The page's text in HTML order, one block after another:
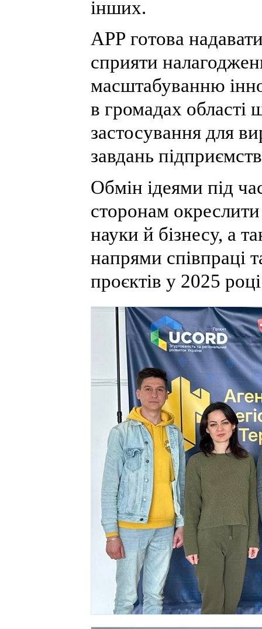
інших.
АРР готова
сприяти
масштабуванню
в громадах області
застосування для
завдань
Обмін ідеями під
сторонам окреслити
науки й бізнесу, а
напрями співпраці
проєктів у 2025